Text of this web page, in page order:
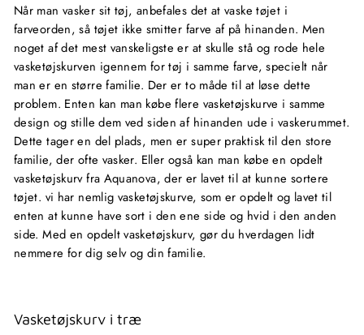
Når man vasker sit tøj, anbefales det at vaske tøjet i
farveorden, så tøjet ikke smitter farve af på hinanden. Men
noget af det mest vanskeligste er at skulle stå og rode hele
vasketøjskurven igennem for tøj i samme farve, specielt når
man er en større familie. Der er to måde til at løse dette
problem. Enten kan man købe flere vasketøjskurve i samme
design og stille dem ved siden af hinanden ude i vaskerummet.
Dette tager en del plads, men er super praktisk til den store
familie, der ofte vasker. Eller også kan man købe en opdelt
vasketøjskurv fra Aquanova, der er lavet til at kunne sortere
tøjet. vi har nemlig vasketøjskurve, som er opdelt og lavet til
enten at kunne have sort i den ene side og hvid i den anden
side. Med en opdelt vasketøjskurv, gør du hverdagen lidt
nemmere for dig selv og din familie.
Vasketøjskurv i træ